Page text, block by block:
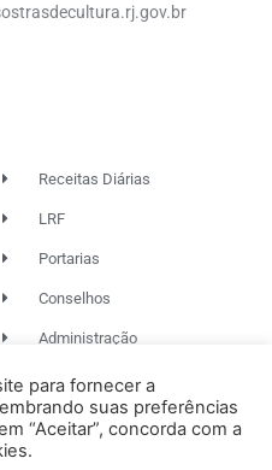
Receitas Diárias
LRF
Portarias
Conselhos
Administração
RESERVADOS.
para fornecer a
suas preferências
“Aceitar”, concorda com a